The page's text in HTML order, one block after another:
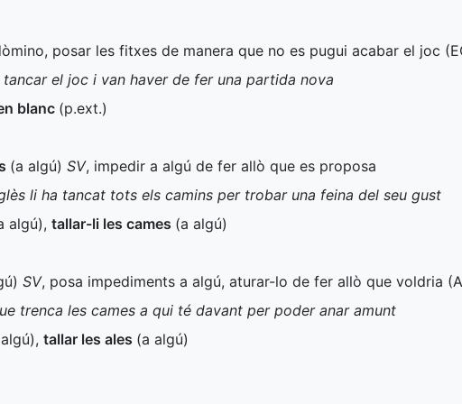
posar les fitxes de manera que no es pugui acabar el joc (
el joc i van haver de fer una partida nova
blanc (p.ext.)
(a algú) SV, impedir a algú de fer allò que es proposa
li ha tancat tots els camins per trobar una feina del seu gust
algú), tallar-li les cames (a algú)
SV, posa impediments a algú, aturar-lo de fer allò que voldria (
trenca les cames a qui té davant per poder anar amunt
, tallar les ales (a algú)